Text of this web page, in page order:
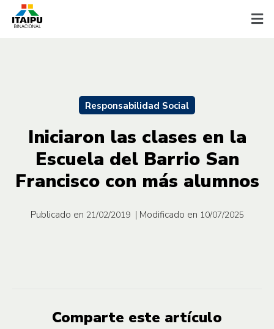
Responsabilidad Social
Iniciaron las clases en la
Escuela del Barrio San
Francisco con más alumnos
Publicado en 21/02/2019 | Modificado en 10/07/2025
Comparte este artículo